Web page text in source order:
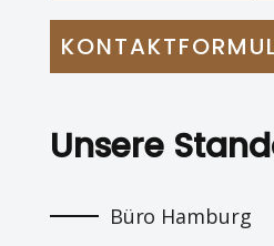
Unsere
Büro Hamburg